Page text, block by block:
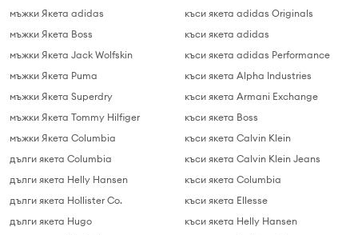
мъжки Якета adidas
мъжки Якета Boss
мъжки Якета Jack Wolfskin
мъжки Якета Puma
мъжки Якета Superdry
мъжки Якета Tommy Hilfiger
мъжки Якета Columbia
дълги якета Columbia
дълги якета Helly Hansen
дълги якета Hollister Co.
дълги якета Hugo
къси якета adidas Originals
къси якета adidas
къси якета adidas Performance
къси якета Alpha Industries
къси якета Armani Exchange
къси якета Boss
къси якета Calvin Klein
къси якета Calvin Klein Jeans
къси якета Columbia
къси якета Ellesse
къси якета Helly Hansen